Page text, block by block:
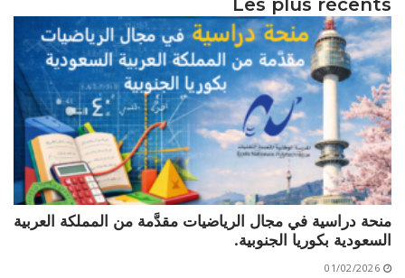
الأقــســــام الـتـحــضـيـريـــة
البرنامج الدراسي
عروض التكوين
التربصات
الشهادات
نماذج ما بعد التدرج
ميثاق الأداب والأخلاقيات الجامعية
منحة دراسية في مجال الرياضيات مقدَّمة من المملكة العربية
السعودية بكوريا الجنوبية.
01/02/2026